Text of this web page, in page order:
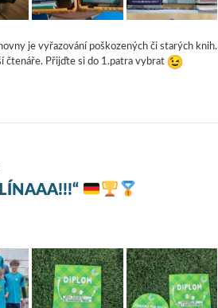
je vyřazování poškozených či starých knih.
čtenáře. Přijďte si do 1.patra vybrat